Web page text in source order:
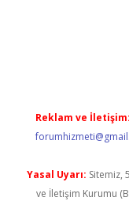
Reklam ve İletişim:
Yasal Uyarı: Sitemiz,
ve İletişim Kurumu